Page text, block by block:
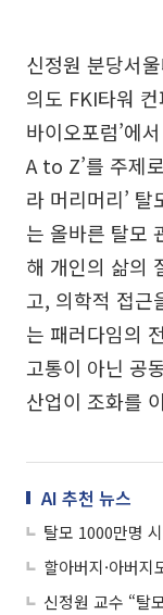
신정원 분당서
의도 FKI타워
바이오포럼’에
A to Z’를 주제
라 머리머리’
는 올바른 탈모
해 개인의 삶의
고, 의학적 접근
는 패러다임의
고통이 아닌 공
산업이 조화를
AI 추천 뉴스
할아버지·아버
신정원 교수 “탈